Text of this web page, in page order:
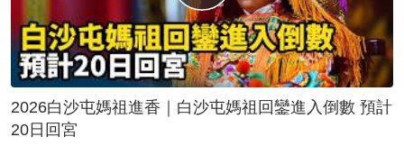
2026白沙屯媽祖進香｜白沙屯媽祖回鑾進入倒數 預計
20日回宮